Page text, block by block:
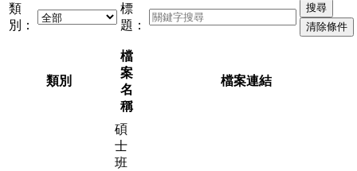
類
別：
標
題：
類別
檔
案
名
稱
檔案連結
碩
士
班